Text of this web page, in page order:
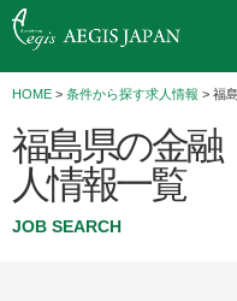
HOME > 条件から探す求人情報 > 福
福島県の金融
人情報一覧
JOB SEARCH